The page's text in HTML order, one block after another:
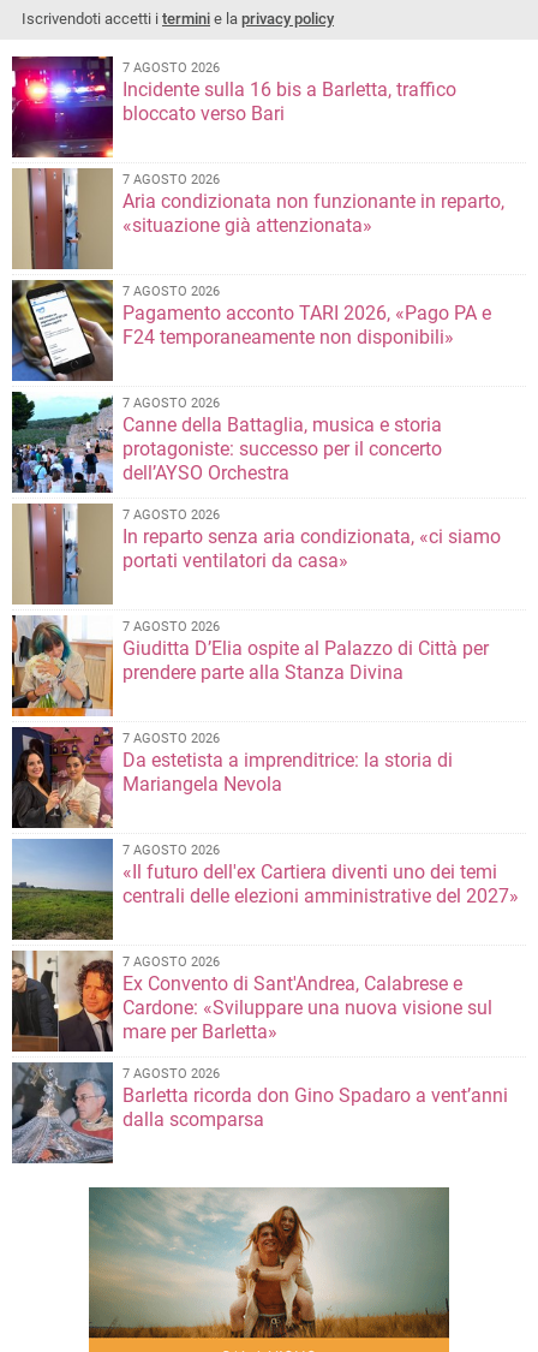
Iscrivendoti accetti i termini e la privacy policy
7 AGOSTO 2026
Incidente sulla 16 bis a Barletta, traffico
bloccato verso Bari
7 AGOSTO 2026
Aria condizionata non funzionante in reparto,
«situazione già attenzionata»
7 AGOSTO 2026
Pagamento acconto TARI 2026, «Pago PA e
F24 temporaneamente non disponibili»
7 AGOSTO 2026
Canne della Battaglia, musica e storia
protagoniste: successo per il concerto
dell’AYSO Orchestra
7 AGOSTO 2026
In reparto senza aria condizionata, «ci siamo
portati ventilatori da casa»
7 AGOSTO 2026
Giuditta D’Elia ospite al Palazzo di Città per
prendere parte alla Stanza Divina
7 AGOSTO 2026
Da estetista a imprenditrice: la storia di
Mariangela Nevola
7 AGOSTO 2026
«Il futuro dell'ex Cartiera diventi uno dei temi
centrali delle elezioni amministrative del 2027»
7 AGOSTO 2026
Ex Convento di Sant'Andrea, Calabrese e
Cardone: «Sviluppare una nuova visione sul
mare per Barletta»
7 AGOSTO 2026
Barletta ricorda don Gino Spadaro a vent’anni
dalla scomparsa